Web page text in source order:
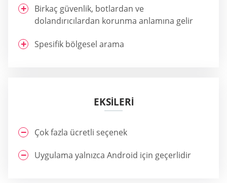
Birkaç güvenlik, botlardan ve
dolandırıcılardan korunma anlamına gelir
Spesifik bölgesel arama
EKSİLERİ
Çok fazla ücretli seçenek
Uygulama yalnızca Android için geçerlidir